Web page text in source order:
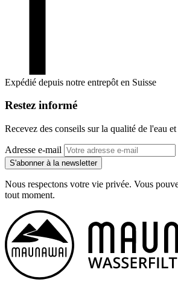
Expédié depuis notre entrepôt en Suisse
Restez informé
Recevez des conseils sur la qualité de l'eau
Adresse e-mail
S'abonner à la newsletter
Nous respectons votre vie privée. Vous
tout moment.